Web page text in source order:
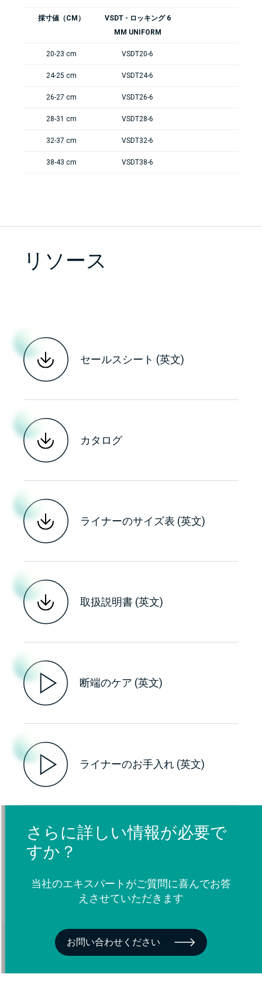
採寸値（CM）
VSDT - ロッキング 6
MM UNIFORM
20-23 cm VSDT20-6
24-25 cm VSDT24-6
26-27 cm VSDT26-6
28-31 cm VSDT28-6
32-37 cm VSDT32-6
38-43 cm VSDT38-6
リソース
セールスシート (英文)
カタログ
ライナーのサイズ表 (英文)
取扱説明書 (英文)
断端のケア (英文)
ライナーのお手入れ (英文)
さらに詳しい情報が必要で
すか？
当社のエキスパートがご質問に喜んでお答
えさせていただきます
お問い合わせください